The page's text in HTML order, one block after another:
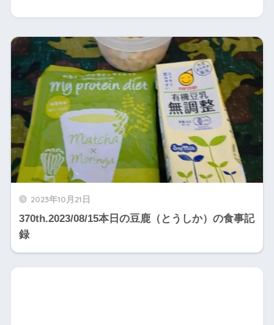
2023年10月21日
370th.2023/08/15本日の豆鹿（とうしか）の食事記
録